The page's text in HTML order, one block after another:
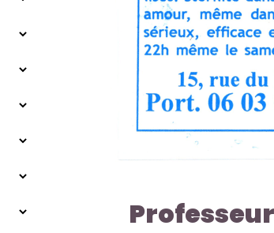
Professeur